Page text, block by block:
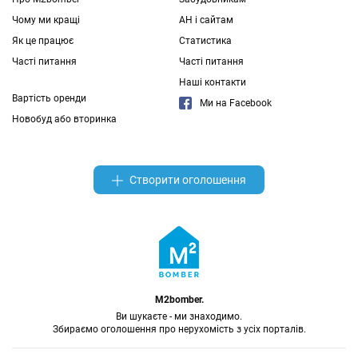
Чому ми кращі
Як це працює
Часті питання
Вартість оренди
Новобуд або вторинка
АН і сайтам
Статистика
Часті питання
Наші контакти
Ми на Facebook
Створити оголошення
M2bomber.
Ви шукаєте - ми знаходимо.
Збираємо оголошення про нерухомість з усіх порталів.